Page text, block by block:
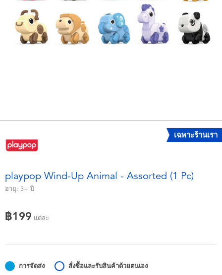
ตุ๊กตาและของสะสม
อุปกรณ์อิเล็คทรอนิกส์
อุปกรณ์แต่งตัวและการสวมบทบาท
ของเล่นสำหรับเด็กทารกและวัยหัดเดิน
Zuru ซูรู
X-Shot
Hot Wheels ฮ็อตวีลส์
14+ ปี
เฉพาะร้านเรา
playpop Wind-Up Animal - Assorted (1 Pc)
อายุ: 3+ ปี
฿199 แต่ละ
การจัดส่ง สั่งซื้อและรับสินค้าด้วยตนเอง